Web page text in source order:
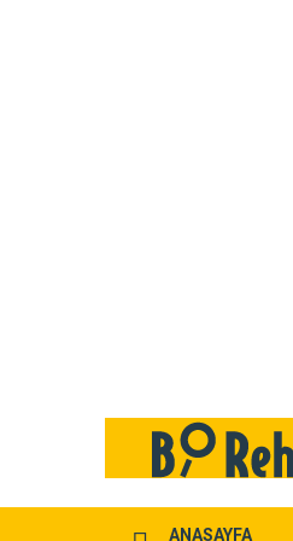
ANASAYFA